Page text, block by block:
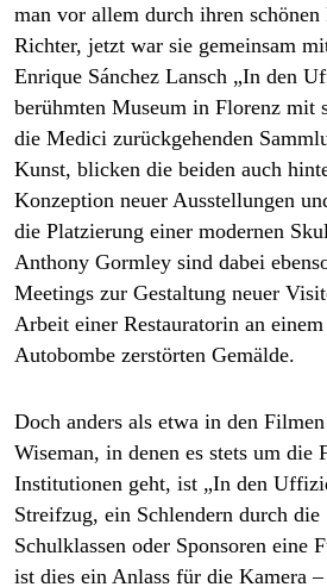
man vor allem durch ihren
Richter, jetzt war sie gemeinsam
Enrique Sánchez Lansch „In den
berühmten Museum in Florenz mit
die Medici zurückgehenden
Kunst, blicken die beiden auch
Konzeption neuer Ausstellungen
die Platzierung einer modernen
Anthony Gormley sind dabei
Meetings zur Gestaltung neuer
Arbeit einer Restauratorin an
Autobombe zerstörten Gemälde.
Doch anders als etwa in den
Wiseman, in denen es stets um die
Institutionen geht, ist „In den
Streifzug, ein Schlendern durch die
Schulklassen oder Sponsoren eine
ist dies ein Anlass für die Kamera